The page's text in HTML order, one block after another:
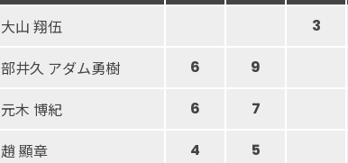
大山 翔伍 3
部井久 アダム勇樹 6 9
元木 博紀 6
7
趙 顯章 4
5